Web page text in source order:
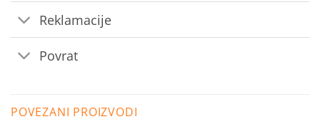
Reklamacije
Povrat
POVEZANI PROIZVODI